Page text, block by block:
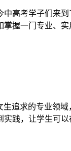
高考学子们来
握一门专业、实
追求的专业领
践，让学生可以